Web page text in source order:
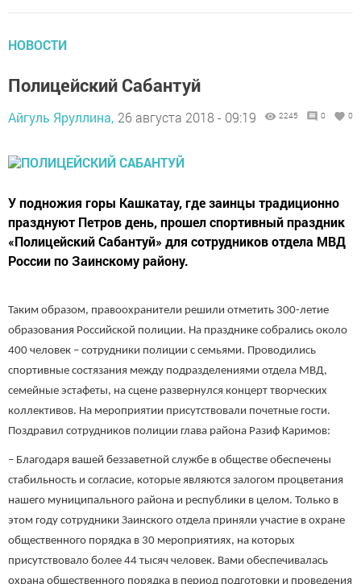
НОВОСТИ
Полицейский Сабантуй
Айгуль Яруллина, 26 августа 2018 - 09:19 2245 0 0
У подножия горы Кашкатау, где заинцы традиционно
празднуют Петров день, прошел спортивный праздник
«Полицейский Сабантуй» для сотрудников отдела МВД
России по Заинскому району.
Таким образом, правоохранители решили отметить 300-летие
образования Российской полиции. На празднике собрались около
400 человек – сотрудники полиции с семьями. Проводились
спортивные состязания между подразделениями отдела МВД,
семейные эстафеты, на сцене развернулся концерт творческих
коллективов. На мероприятии присутствовали почетные гости.
Поздравил сотрудников полиции глава района Разиф Каримов:
– Благодаря вашей беззаветной службе в обществе обеспечены
стабильность и согласие, которые являются залогом процветания
нашего муниципального района и республики в целом. Только в
этом году сотрудники Заинского отдела приняли участие в охране
общественного порядка в 30 мероприятиях, на которых
присутствовало более 44 тысяч человек. Вами обеспечивалась
охрана общественного порядка в период подготовки и проведения